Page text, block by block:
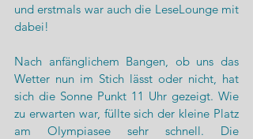
und erstmals war auch die LeseLounge mit
dabei!
Nach anfänglichem Bangen, ob uns das
Wetter nun im Stich lässt oder nicht, hat
sich die Sonne Punkt 11 Uhr gezeigt. Wie
zu erwarten war, füllte sich der kleine Platz
am Olympiasee sehr schnell. Die